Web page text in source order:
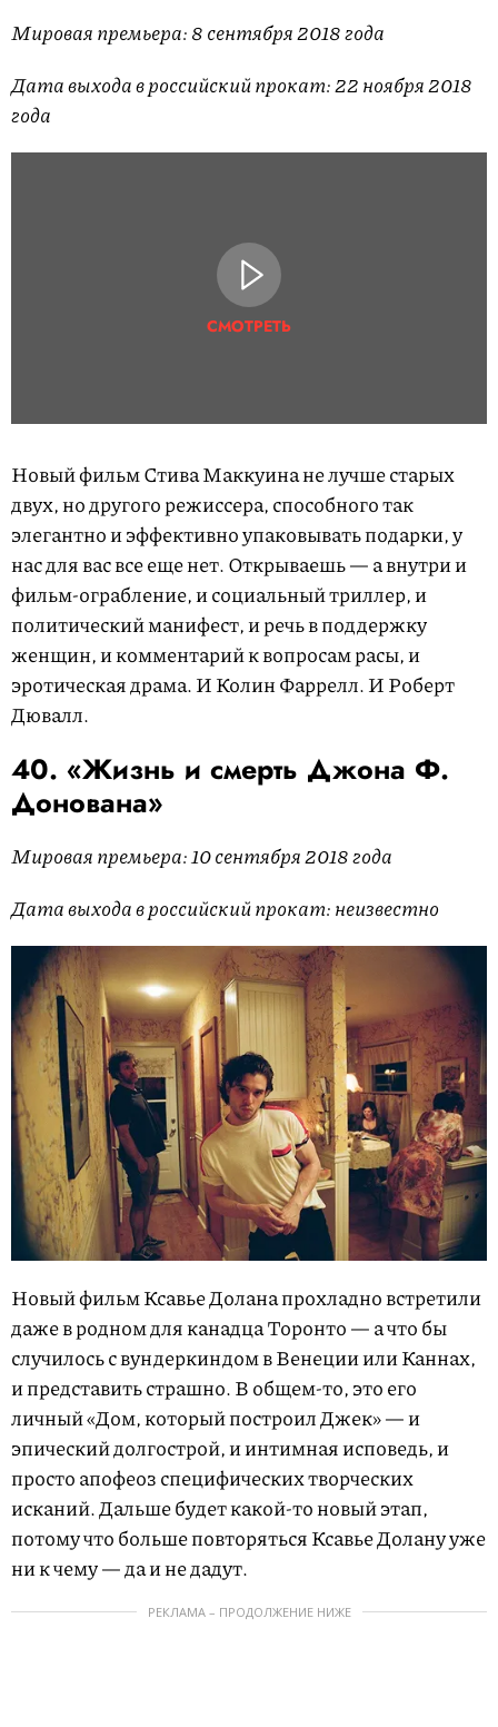
Мировая премьера: 8 сентября 2018 года
Дата выхода в российский прокат: 22 ноября 2018
года
СМОТРЕТЬ
Новый фильм Стива Маккуина не лучше старых
двух, но другого режиссера, способного так
элегантно и эффективно упаковывать подарки, у
нас для вас все еще нет. Открываешь — а внутри и
фильм-ограбление, и социальный триллер, и
политический манифест, и речь в поддержку
женщин, и комментарий к вопросам расы, и
эротическая драма. И Колин Фаррелл. И Роберт
Дювалл.
40. «Жизнь и смерть Джона Ф.
Донована»
Мировая премьера: 10 сентября 2018 года
Дата выхода в российский прокат: неизвестно
Новый фильм Ксавье Долана прохладно встретили
даже в родном для канадца Торонто — а что бы
случилось с вундеркиндом в Венеции или Каннах,
и представить страшно. В общем-то, это его
личный «Дом, который построил Джек» — и
эпический долгострой, и интимная исповедь, и
просто апофеоз специфических творческих
исканий. Дальше будет какой-то новый этап,
потому что больше повторяться Ксавье Долану уже
ни к чему — да и не дадут.
РЕКЛАМА – ПРОДОЛЖЕНИЕ НИЖЕ